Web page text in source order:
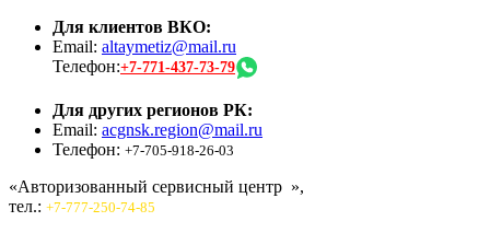
Для клиентов ВКО:
Email: altaymetiz@mail.ru
Телефон:+7-771-437-73-79
Для других регионов РК:
Email: acgnsk.region@mail.ru
Телефон: +7-705-918-26-03
«Авторизованный сервисный центр »,
тел.: +7-777-250-74-85